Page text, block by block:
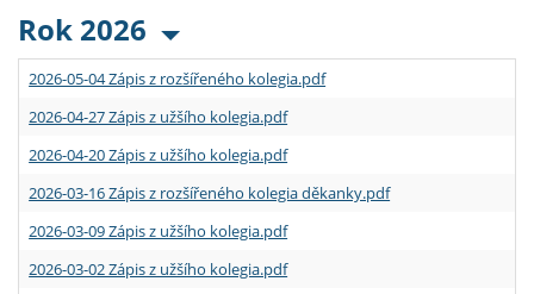
Rok 2026
2026-05-04 Zápis z rozšířeného kolegia.pdf
2026-04-27 Zápis z užšího kolegia.pdf
2026-04-20 Zápis z užšího kolegia.pdf
2026-03-16 Zápis z rozšířeného kolegia děkanky.pdf
2026-03-09 Zápis z užšího kolegia.pdf
2026-03-02 Zápis z užšího kolegia.pdf